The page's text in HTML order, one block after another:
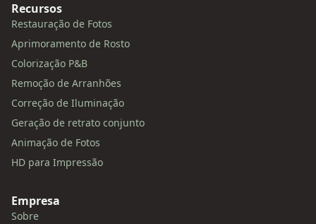
Recursos
Restauração de Fotos
Aprimoramento de Rosto
Colorização P&B
Remoção de Arranhões
Correção de Iluminação
Geração de retrato conjunto
Animação de Fotos
HD para Impressão
Empresa
Sobre